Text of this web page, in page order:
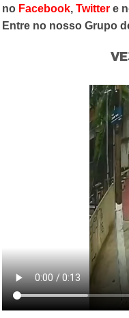
no Facebook,Twitter e
Entre no nosso Grupo